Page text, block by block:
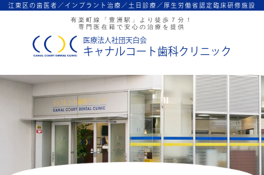
江東区の歯医者／インプラント治療／ 土日診療／厚生労働省認定臨床研修施設
有楽町線「豊洲駅」より徒歩７分！
専門医在籍で安心の治療を提供
医療法人社団天白会
キャナルコート歯科クリニック